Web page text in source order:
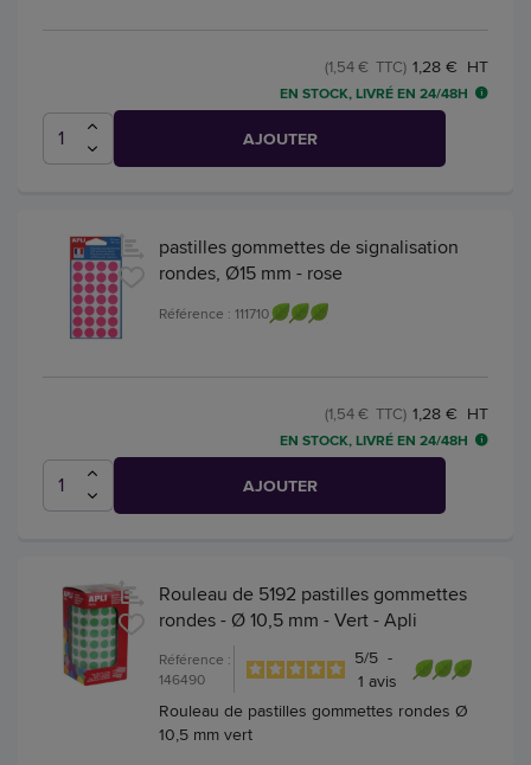
1,28 € HT
(1,54 € TTC)
EN STOCK, LIVRÉ EN 24/48H
AJOUTER
pastilles gommettes de signalisation
rondes, Ø15 mm - rose
Référence : 111710
1,28 € HT
(1,54 € TTC)
EN STOCK, LIVRÉ EN 24/48H
AJOUTER
Rouleau de 5192 pastilles gommettes
rondes - Ø 10,5 mm - Vert - Apli
Référence :
146490
5/5 -
1 avis
Rouleau de pastilles gommettes rondes Ø
10,5 mm vert